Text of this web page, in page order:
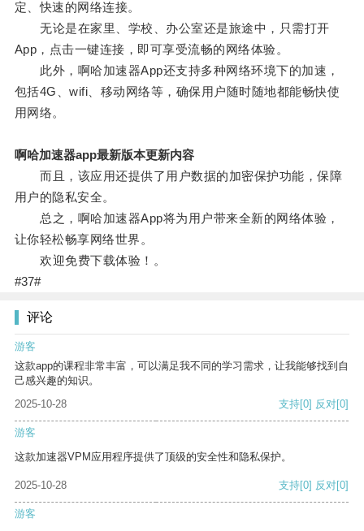
定、快速的网络连接。
无论是在家里、学校、办公室还是旅途中，只需打开
App，点击一键连接，即可享受流畅的网络体验。
此外，啊哈加速器App还支持多种网络环境下的加速，
包括4G、wifi、移动网络等，确保用户随时随地都能畅快使
用网络。
啊哈加速器app最新版本更新内容
而且，该应用还提供了用户数据的加密保护功能，保障
用户的隐私安全。
总之，啊哈加速器App将为用户带来全新的网络体验，
让你轻松畅享网络世界。
欢迎免费下载体验！。
#37#
评论
游客
这款app的课程非常丰富，可以满足我不同的学习需求，让我能够找到自
己感兴趣的知识。
2025-10-28
支持[0] 反对[0]
游客
这款加速器VPM应用程序提供了顶级的安全性和隐私保护。
2025-10-28 支持[0] 反对[0]
游客